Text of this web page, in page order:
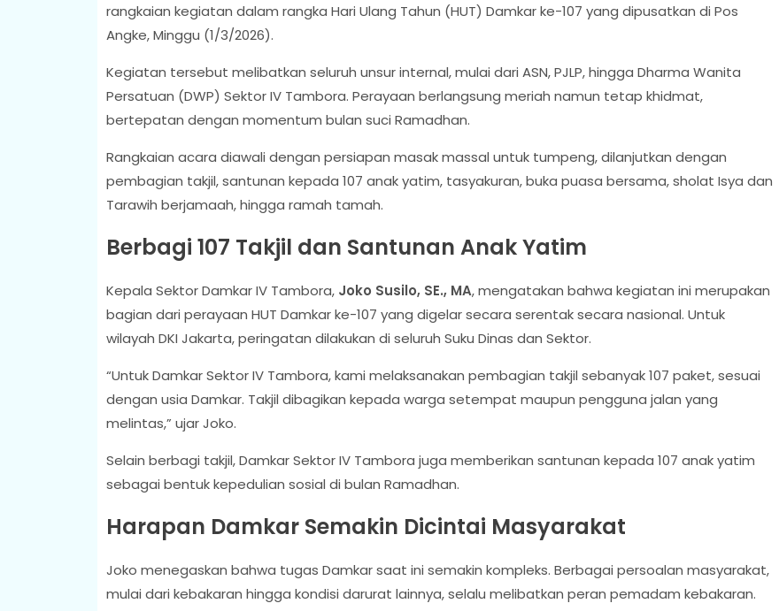
rangkaian kegiatan dalam rangka Hari Ulang Tahun (HUT) Damkar ke-107 yang dipusatkan di Pos
Angke, Minggu (1/3/2026).
Kegiatan tersebut melibatkan seluruh unsur internal, mulai dari ASN, PJLP, hingga Dharma Wanita
Persatuan (DWP) Sektor IV Tambora. Perayaan berlangsung meriah namun tetap khidmat,
bertepatan dengan momentum bulan suci Ramadhan.
Rangkaian acara diawali dengan persiapan masak massal untuk tumpeng, dilanjutkan dengan
pembagian takjil, santunan kepada 107 anak yatim, tasyakuran, buka puasa bersama, sholat Isya dan
Tarawih berjamaah, hingga ramah tamah.
Berbagi 107 Takjil dan Santunan Anak Yatim
Kepala Sektor Damkar IV Tambora, Joko Susilo, SE., MA, mengatakan bahwa kegiatan ini merupakan
bagian dari perayaan HUT Damkar ke-107 yang digelar secara serentak secara nasional. Untuk
wilayah DKI Jakarta, peringatan dilakukan di seluruh Suku Dinas dan Sektor.
“Untuk Damkar Sektor IV Tambora, kami melaksanakan pembagian takjil sebanyak 107 paket, sesuai
dengan usia Damkar. Takjil dibagikan kepada warga setempat maupun pengguna jalan yang
melintas,” ujar Joko.
Selain berbagi takjil, Damkar Sektor IV Tambora juga memberikan santunan kepada 107 anak yatim
sebagai bentuk kepedulian sosial di bulan Ramadhan.
Harapan Damkar Semakin Dicintai Masyarakat
Joko menegaskan bahwa tugas Damkar saat ini semakin kompleks. Berbagai persoalan masyarakat,
mulai dari kebakaran hingga kondisi darurat lainnya, selalu melibatkan peran pemadam kebakaran.